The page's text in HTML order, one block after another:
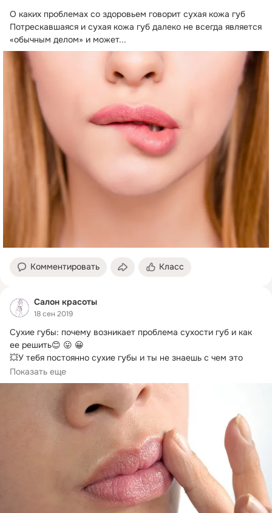
О каких проблемах со здоровьем говорит сухая кожа губ
Потрескавшаяся и сухая кожа губ далеко не всегда является
«обычным делом» и может...
Комментировать Класс
Салон красоты
18 сен 2019
Сухие губы: почему возникает проблема сухости губ и как
ее решить😊 😛 😀
💥У тебя постоянно сухие губы и ты не знаешь с чем это
связано?...
Показать еще